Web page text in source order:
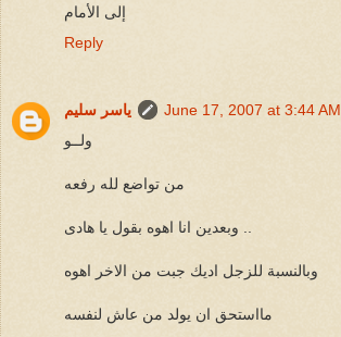
إلى الأمام
Reply
ياسر سليم
June 17, 2007 at 3:44 AM
ولــو
من تواضع لله رفعه
وبالنسبة للزجل اديك جبت من الاخر اهوه
مااستحق ان يولد من عاش لنفسه